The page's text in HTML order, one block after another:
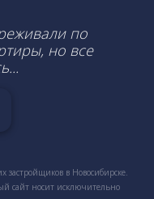
по
но все
в Новосибирске.
сайт носит исключительно